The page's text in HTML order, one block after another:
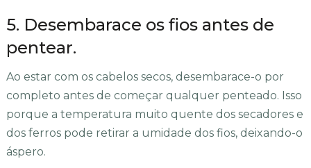
5. Desembarace os fios antes de
pentear.
Ao estar com os cabelos secos, desembarace-o por
completo antes de começar qualquer penteado. Isso
porque a temperatura muito quente dos secadores e
dos ferros pode retirar a umidade dos fios, deixando-o
áspero.